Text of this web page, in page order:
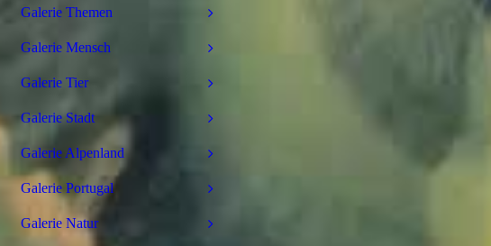
Galerie Themen
Galerie Mensch
Galerie Tier
Galerie Stadt
Galerie Alpenland
Galerie Portugal
Galerie Natur